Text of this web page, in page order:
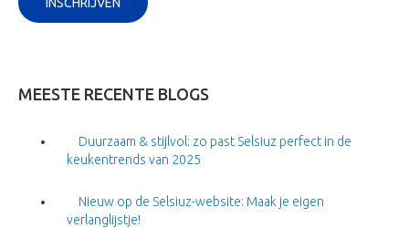
MEESTE RECENTE BLOGS
Duurzaam & stijlvol: zo past Selsiuz perfect in de
keukentrends van 2025
Nieuw op de Selsiuz-website: Maak je eigen
verlanglijstje!